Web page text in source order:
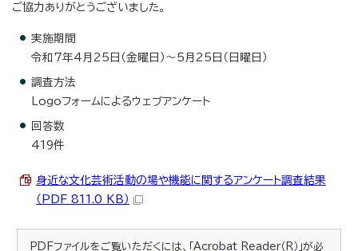
ご協力ありがとうございました。
実施期間
令和7年4月25日（金曜日）～5月25日（日曜日）
調査方法
Logoフォームによるウェブアンケート
回答数
419件
身近な文化芸術活動の場や機能に関するアンケート調査結果
（PDF 811.0 KB）
PDFファイルをご覧いただくには、「Acrobat Reader（R）」が必